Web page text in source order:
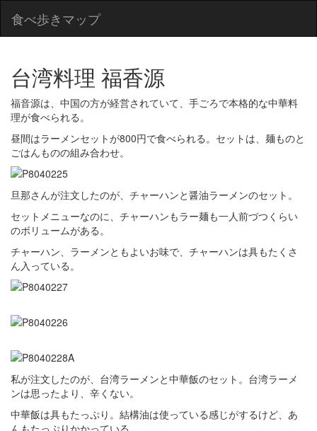
食べ歩きマップ
台湾料理 福香源
福音源は、中国の方が経営されていて、手ごろで本格的な中華料
理が食べられる。
昼間はラーメンセットが800円で食べられる。セットは、麺ものと
ごはんものの組み合わせ。
旦那さんが注文したのが、チャーハンと醤油ラーメンのセット。
セットメニューなのに、チャーハンもラー麺も一人前づつくらい
のボリュームがある。
チャーハン、ラーメンともよいお味で、チャーハンは具もたくさ
ん入っている。
私が注文したのが、台湾ラーメンと中華飯のセット。台湾ラーメ
ンは思ったより、辛くない。
中華飯は具もたっぷり。結構油は使っている感じがするけど、あ
んもたっぷりかかっている。